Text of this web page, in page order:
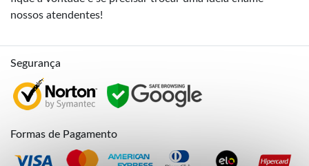
nossos atendentes!
Segurança
Formas de Pagamento